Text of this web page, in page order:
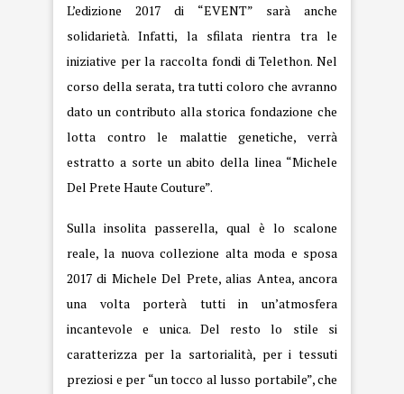
L’edizione 2017 di “EVENT” sarà anche
solidarietà. Infatti, la sfilata rientra tra le
iniziative per la raccolta fondi di Telethon. Nel
corso della serata, tra tutti coloro che avranno
dato un contributo alla storica fondazione che
lotta contro le malattie genetiche, verrà
estratto a sorte un abito della linea “Michele
Del Prete Haute Couture”.
Sulla insolita passerella, qual è lo scalone
reale, la nuova collezione alta moda e sposa
2017 di Michele Del Prete, alias Antea, ancora
una volta porterà tutti in un’atmosfera
incantevole e unica. Del resto lo stile si
caratterizza per la sartorialità, per i tessuti
preziosi e per “un tocco al lusso portabile”, che